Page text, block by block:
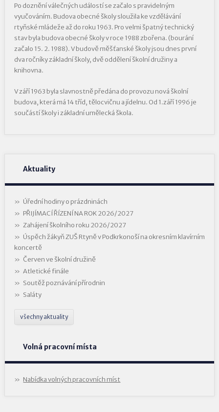
Po doznění válečných událostí se začalo s pravidelným
vyučováním. Budova obecné školy sloužila ke vzdělávání
rtyňské mládeže až do roku 1963. Pro velmi špatný technický
stav byla budova obecné školy v roce 1988 zbořena. (bourání
začalo 15. 2. 1988). V budově měšťanské školy jsou dnes první
dva ročníky základní školy, dvě oddělení školní družiny a
knihovna.
V září 1963 byla slavnostně předána do provozu nová školní
budova, která má 14 tříd, tělocvičnu a jídelnu. Od 1.září 1996 je
součástí školy i základní umělecká škola.
Aktuality
Úřední hodiny o prázdninách
PŘIJÍMACÍ ŘÍZENÍ NA ROK 2026/2027
Zahájení školního roku 2026/2027
Úspěch žákyň ZUŠ Rtyně v Podkrkonoší na okresním klavírním
koncertě
Červen ve školní družině
Atletické finále
Soutěž poznávání přírodnin
Saláty
všechny aktuality
Volná pracovní místa
Nabídka volných pracovních míst